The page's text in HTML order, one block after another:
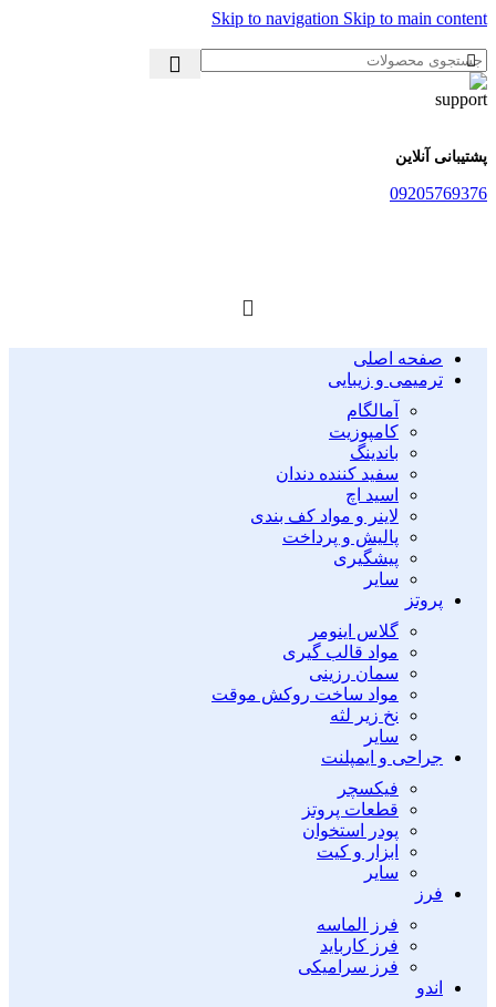
Skip to navigation Skip to main content
پشتیبانی آنلاین
09205769376
صفحه اصلی
ترمیمی و زیبایی
آمالگام
کامپوزیت
باندینگ
سفید کننده دندان
اسید اچ
لاینر و مواد کف بندی
پالیش و پرداخت
پیشگیری
سایر
پروتز
گلاس اینومر
مواد قالب گیری
سمان رزینی
مواد ساخت روکش موقت
نخ زیر لثه
سایر
جراحی و ایمپلنت
فیکسچر
قطعات پروتز
پودر استخوان
ابزار و کیت
سایر
فرز
فرز الماسه
فرز کارباید
فرز سرامیکی
اندو